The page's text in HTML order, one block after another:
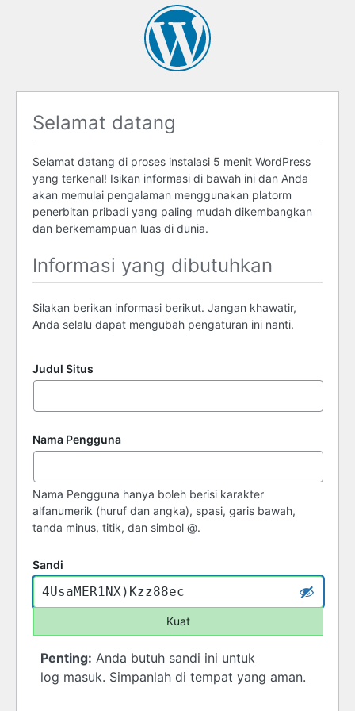
Selamat datang
Selamat datang di proses instalasi 5 menit WordPress
yang terkenal! Isikan informasi di bawah ini dan Anda
akan memulai pengalaman menggunakan platorm
penerbitan pribadi yang paling mudah dikembangkan
dan berkemampuan luas di dunia.
Informasi yang dibutuhkan
Silakan berikan informasi berikut. Jangan khawatir,
Anda selalu dapat mengubah pengaturan ini nanti.
Judul Situs
Nama Pengguna
Nama Pengguna hanya boleh berisi karakter
alfanumerik (huruf dan angka), spasi, garis bawah,
tanda minus, titik, dan simbol @.
Sandi
Kuat
Penting: Anda butuh sandi ini untuk
log masuk. Simpanlah di tempat yang aman.